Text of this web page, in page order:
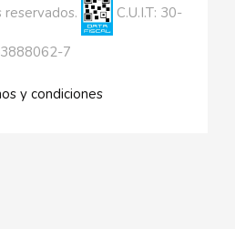
reservados. C.U.I.T: 30-
7
y condiciones